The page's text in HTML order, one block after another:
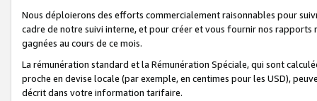
Nous déploierons des efforts commercialement raisonnables pour
cadre de notre suivi interne, et pour créer et vous fournir nos
gagnées au cours de ce mois.
La rémunération standard et la Rémunération Spéciale, qui sont
proche en devise locale (par exemple, en centimes pour les USD),
décrit dans votre information tarifaire.